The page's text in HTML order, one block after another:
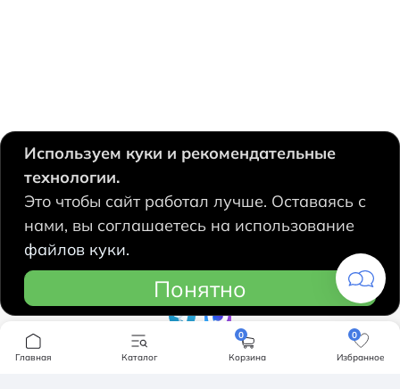
Компания
630124, Новосибирск,
Есенина, 67
hidrolux@mail.ru
Используем куки и рекомендательные
технологии.
Это чтобы сайт работал лучше. Оставаясь с
нами, вы соглашаетесь на использование
файлов куки.
Понятно
Главная Каталог
0
Корзина
0
Избранное